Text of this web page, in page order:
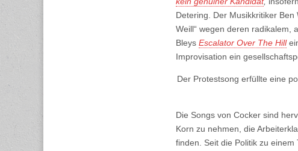
Detering. Der Musikkritiker
Weill“ wegen deren radikalem,
BleysEscalator Over The Hill
Improvisation ein
Der Protestsong erfüllte eine
Die Songs von Cocker sind
Korn zu nehmen, die
finden. Seit die Politik zu